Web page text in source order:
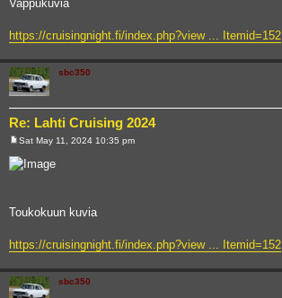
Vappukuvia
https://cruisingnight.fi/index.php?view ... Itemid=152
sbc350
Re: Lahti Cruising 2024
o
s
Sat May 11, 2024 10:35 pm
Toukokuun kuvia
https://cruisingnight.fi/index.php?view ... Itemid=152
sbc350